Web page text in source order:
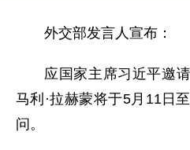
外交部发言人宣布：
应国家主席习近平邀
马利·拉赫蒙将于5月11日
问。